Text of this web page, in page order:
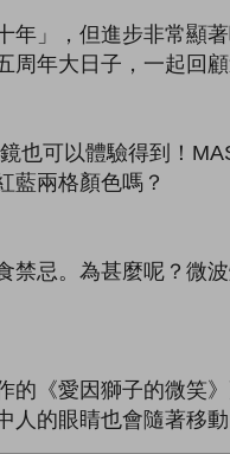
年」，但進步非常顯
年大日子，一起回
也可以體驗得到！
藍兩格顏色嗎？
忌。為甚麼呢？微
《愛因獅子的微笑
的眼睛也會隨著移